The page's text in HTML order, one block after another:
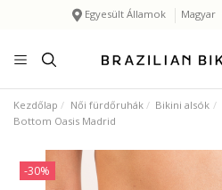
Egyesült Államok Magyar
Kezdőlap Női fürdőruhák Bikini alsók
Bottom Oasis Madrid
-30%